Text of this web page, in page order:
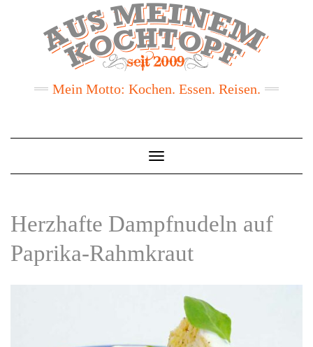
Mein Motto: Kochen. Essen. Reisen.
Toggle
Navigation
Herzhafte Dampfnudeln auf
Paprika-Rahmkraut